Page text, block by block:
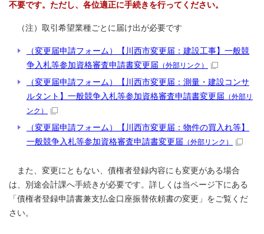
不要です。ただし、各位適正に手続きを行ってください。
（注）取引希望業種ごとに届け出が必要です
（変更届申請フォーム）【川西市変更届：建設工事】一般競
争入札等参加資格審査申請書変更届 （外部リンク）
（変更届申請フォーム）【川西市変更届：測量・建設コンサ
ルタント】一般競争入札等参加資格審査申請書変更届 （外部リ
ンク）
（変更届申請フォーム）【川西市変更届：物件の買入れ等】
一般競争入札等参加資格審査申請書変更届 （外部リンク）
また、変更にともない、債権者登録内容にも変更がある場合
は、別途会計課へ手続きが必要です。詳しくは当ページ下にある
「債権者登録申請書兼支払金口座振替依頼書の変更」をご覧くだ
さい。